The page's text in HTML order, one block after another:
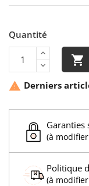
Quantité

 Derniers
Garanties
(à
Politique
(à